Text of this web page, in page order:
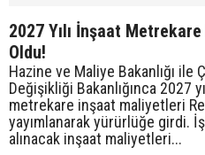
2027 Yılı İnşaat
Oldu!
Hazine ve Maliye Bakanlığı ile
Değişikliği Bakanlığınca 2027
metrekare inşaat maliyetleri
yayımlanarak yürürlüğe girdi.
alınacak inşaat maliyetleri...